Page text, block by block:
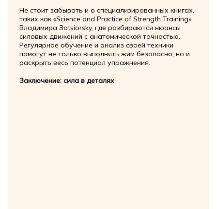
Не стоит забывать и о специализированных книгах,
таких как «Science and Practice of Strength Training»
Владимира Зatsiorsky, где разбираются нюансы
силовых движений с анатомической точностью.
Регулярное обучение и анализ своей техники
помогут не только выполнять жим безопасно, но и
раскрыть весь потенциал упражнения.
Заключение: сила в деталях